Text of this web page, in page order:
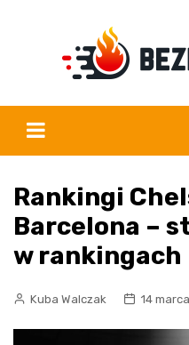
Rankingi
Barcelona –
w rankingach
Kuba Walczak 14